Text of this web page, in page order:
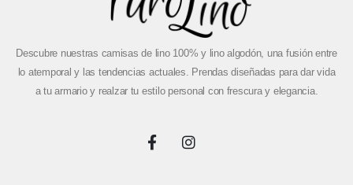
Descubre nuestras camisas de lino 100% y lino algodón, una fusión entre
lo atemporal y las tendencias actuales. Prendas diseñadas para dar vida
a tu armario y realzar tu estilo personal con frescura y elegancia.